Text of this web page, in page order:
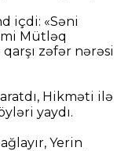
içdi: «Səni
Mütləq
zəfər nərəsi
Hikməti ilə
yaydı.
Yerin